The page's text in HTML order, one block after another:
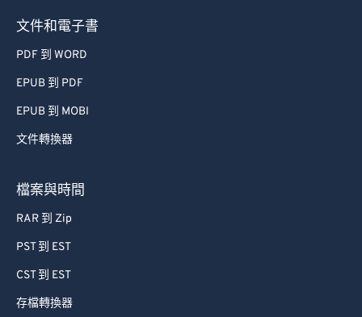
文件和電子書
PDF 到 WORD
EPUB 到 PDF
EPUB 到 MOBI
文件轉換器
檔案與時間
RAR 到 Zip
PST 到 EST
CST 到 EST
存檔轉換器